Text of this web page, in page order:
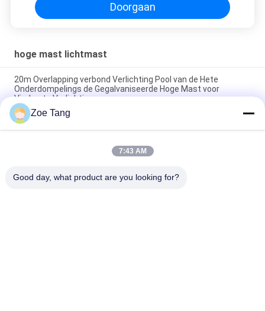
Doorgaan
hoge mast lichtmast
20m Overlapping verbond Verlichting Pool van de Hete
Onderdompelings de Gegalvaniseerde Hoge Mast voor
Vierkante Verlichting
De overlapping galvaniseerde Hoge Mast Lichte Pool, Rijweg
HOOFD Lichte Polen
Professionele Kegel LEIDENE Hoge Mast Lichte Pool met 3
Zoe Tang
7:43 AM
Good day, what product are you looking for?